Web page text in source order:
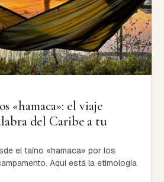
«hamaca»: el viaje
del Caribe a tu
el taíno «hamaca» por los
Aquí está la etimología